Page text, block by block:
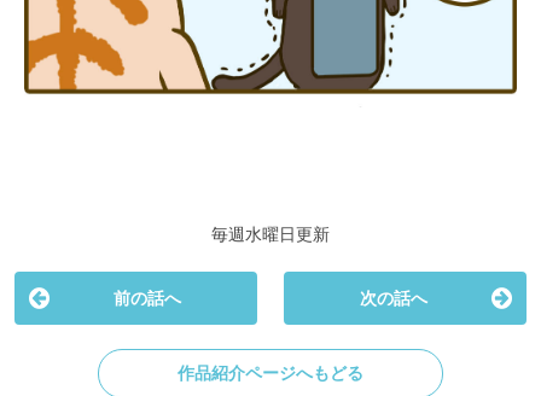
毎週水曜日更新
前の話へ 次の話へ
作品紹介ページへもどる